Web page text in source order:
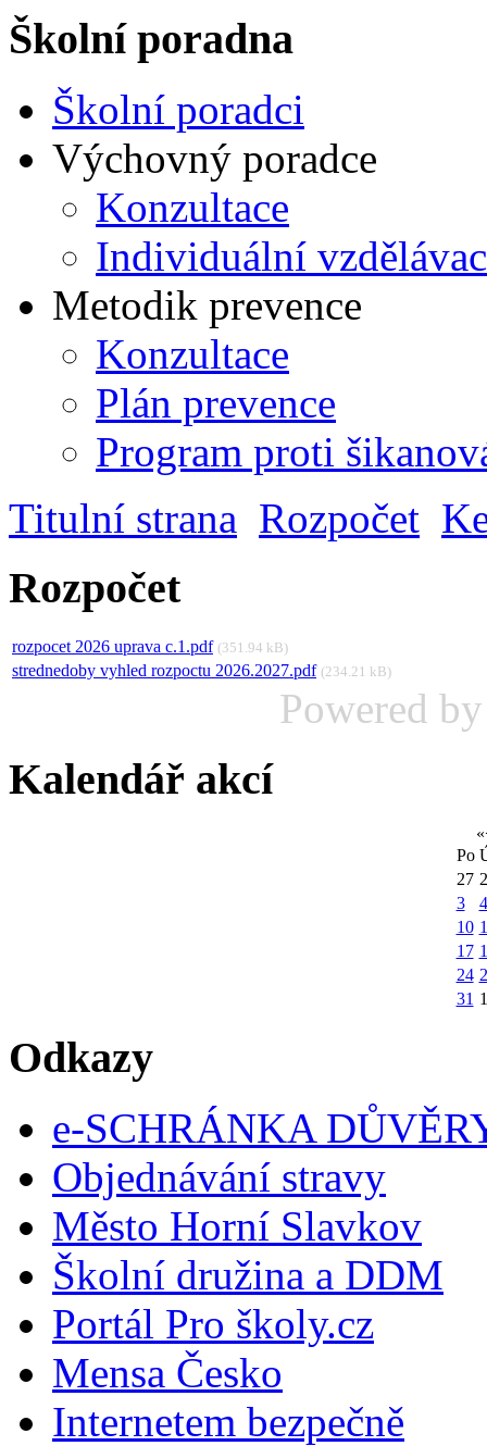
Školní poradna
Školní poradci
Výchovný poradce
Konzultace
Individuální
Metodik prevence
Konzultace
Plán prevence
Program proti
Titulní strana Rozpočet
Rozpočet
rozpocet 2026 uprava c.1.pdf (351.94 kB)
strednedoby vyhled rozpoctu 2026.2027.pdf (234.21 kB)
Powered
Kalendář akcí
«
Po
27
3
4
10
17
24
31 1
Odkazy
e-SCHRÁNKA
Objednávání stravy
Město Horní Slavkov
Školní družina a DDM
Portál Pro školy.cz
Mensa Česko
Internetem bezpečně